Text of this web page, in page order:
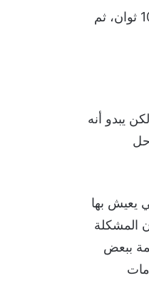
حيث يقوم محرك البحث العالمي بمعالجة المصطلحات التي يبحث عنها المستخدم لمدة تتجاوز 10 ثوان، ثم
يبدو أنه
حل
يعيش بها
المشكلة
ببعض